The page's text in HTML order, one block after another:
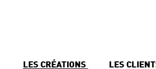
LES CRÉATIONS LES